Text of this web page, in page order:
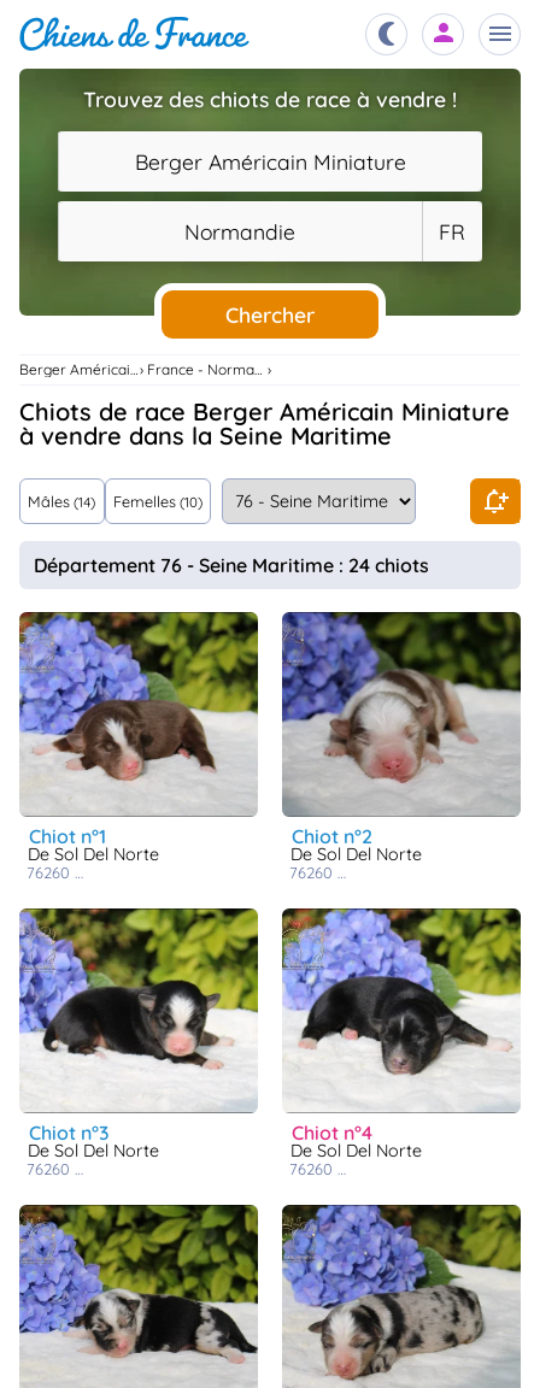
Chiots
Éleveurs
Étalons
Chiens
Services
..
Assurances
Connexion
Trouvez des chiots de race à vendre !
Berger Américain Miniature
Normandie FR
Chercher
Berger Américain Miniature France - Normandie
Chiots de race Berger Américain Miniature
à vendre dans la Seine Maritime
Mâles (14) Femelles (10)
Département 76 - Seine Maritime : 24 chiots
chiot n°1
De Sol Del Norte
76260
chiot n°2
De Sol Del Norte
76260
chiot n°3
De Sol Del Norte
76260
chiot n°4
De Sol Del Norte
76260